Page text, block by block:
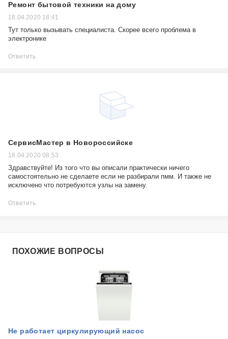
Ремонт бытовой техники на дому
18.04.2020 18:41
Тут только вызывать специалиста. Скорее всего проблема в
электронике
Ответить
СервисМастер в Новороссийске
18.04.2020 08:53
Здравствуйте! Из того что вы описали практически ничего
самостоятельно не сделаете если не разбирали пмм. И также не
исключено что потребуются узлы на замену.
Ответить
ПОХОЖИЕ ВОПРОСЫ
Не работает циркулирующий насос